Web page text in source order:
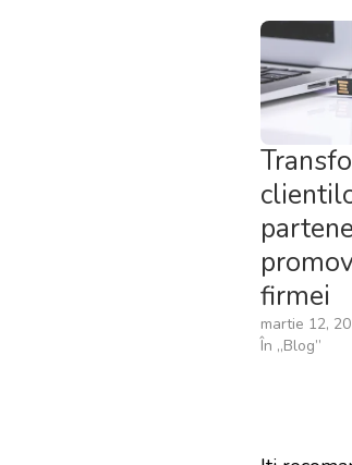
firmei
martie 12,
În „Blog”